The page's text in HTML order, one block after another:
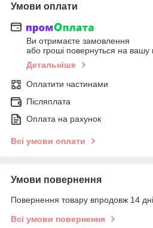
Умови оплати
Ви отримаєте замовлення
або гроші повернуться на вашу
Детальніше
Оплатити частинами
Післяплата
Оплата на рахунок
Всі умови оплати
Умови повернення
Повернення товару впродовж 14
Всі умови повернення